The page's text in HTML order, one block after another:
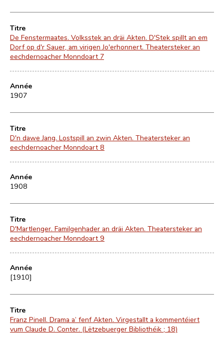
Titre
De Fenstermaates. Volksstek an dräi Akten. D'Stek spillt an em
Dorf op d'r Sauer, am virigen Jo'erhonnert. Theatersteker an
eechdernoacher Monndoart 7
Année
1907
Titre
D'n dawe Jang. Lostspill an zwin Akten. Theatersteker an
eechdernoacher Monndoart 8
Année
1908
Titre
D'Martlenger. Familgenhader an dräi Akten. Theatersteker an
eechdernoacher Monndoart 9
Année
[1910]
Titre
Franz Pinell. Drama a’ fenf Akten. Virgestallt a kommentéiert
vum Claude D. Conter. (Lëtzebuerger Bibliothéik ; 18)